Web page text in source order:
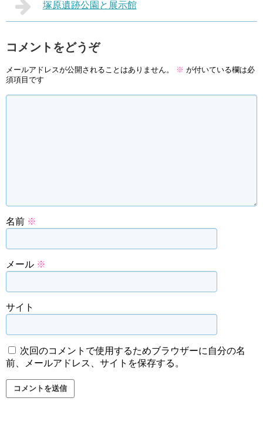
塚原遺跡公園と展示館
コメントをどうぞ
メールアドレスが公開されることはありません。 ※ が付いている欄は必
須項目です
名前 ※
メール ※
サイト
次回のコメントで使用するためブラウザーに自分の名
前、メールアドレス、サイトを保存する。